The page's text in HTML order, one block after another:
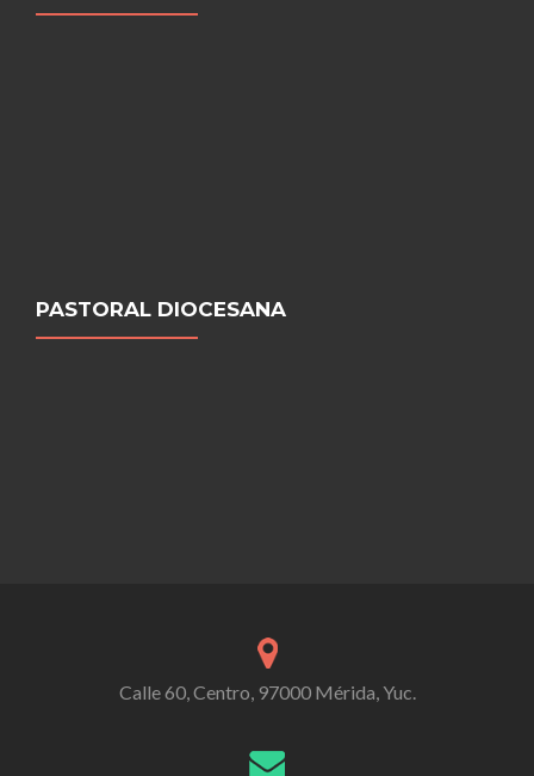
PASTORAL DIOCESANA
Calle 60, Centro, 97000 Mérida, Yuc.